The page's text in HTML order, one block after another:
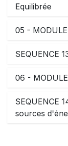
Equilibrée
05 -
SEQUENCE
06 -
SEQUENCE
sources